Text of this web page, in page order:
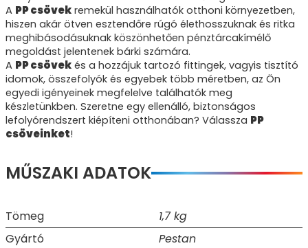
A PP csövek remekül használhatók otthoni környezetben,
hiszen akár ötven esztendőre rúgó élethosszuknak és ritka
meghibásodásuknak köszönhetően pénztárcakímélő
megoldást jelentenek bárki számára.
A PP csövek és a hozzájuk tartozó fittingek, vagyis tisztító
idomok, összefolyók és egyebek több méretben, az Ön
egyedi igényeinek megfelelve találhatók meg
készletünkben. Szeretne egy ellenálló, biztonságos
lefolyórendszert kiépíteni otthonában? Válassza PP
csöveinket!
MŰSZAKI ADATOK
Tömeg
1,7 kg
Gyártó
Pestan